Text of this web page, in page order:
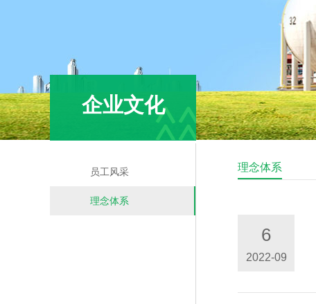
员工风采
理念体系
企业文化
理念体系
6
2022-09